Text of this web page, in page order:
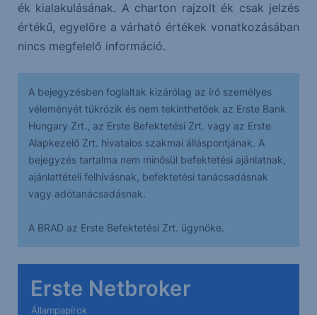
ék kialakulásának. A charton rajzolt ék csak jelzés
értékű, egyelőre a várható értékek vonatkozásában
nincs megfelelő információ.
A bejegyzésben foglaltak kizárólag az író személyes
véleményét tükrözik és nem tekinthetőek az Erste Bank
Hungary Zrt., az Erste Befektetési Zrt. vagy az Erste
Alapkezelő Zrt. hivatalos szakmai álláspontjának. A
bejegyzés tartalma nem minősül befektetési ajánlatnak,
ajánlattételi felhívásnak, befektetési tanácsadásnak
vagy adótanácsadásnak.
A BRAD az Erste Befektetési Zrt. ügynöke.
Erste Netbroker
Állampapírok